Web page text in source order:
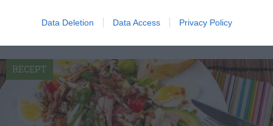
Data Deletion Data Access Privacy Policy
RECEPT